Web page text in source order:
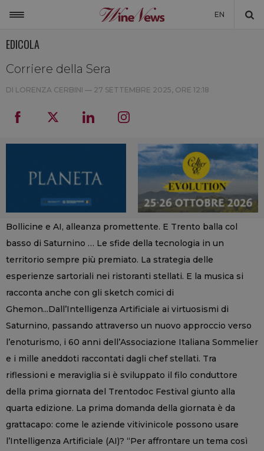
EN
NON SOLO VINO
NEWSLETTER
DICONO DI NOI
EDICOLA
Corriere della Sera
DI LORENZA CERBINI — 27 SETTEMBRE 2025, ORE 12:18
Bollicine e AI, alleanza promettente. E Trento balla col
basso di Saturnino … Le sfide della tecnologia in un
territorio sempre più premiato. La strategia delle
esperienze sartoriali nei ristoranti stellati. E la musica si
racconta anche con gli sketch comici di
Ghemon...Dall’Intelligenza Artificiale ai virtuosismi di
Saturnino, passando attraverso un nuovo approccio verso
l’enoturismo, i 60 anni dell’Associazione Italiana Sommelier
e i mille aneddoti raccontati dagli chef stellati. Tra
riflessioni e meraviglia si è sviluppato il filo conduttore
della prima giornata del Trentodoc Festival giunto alla
quarta edizione. La prima domanda della giornata è da
grattacapo: come le aziende vitivinicole possono usare
l’Intelligenza Artificiale (AI)? “Per affrontare un tema così